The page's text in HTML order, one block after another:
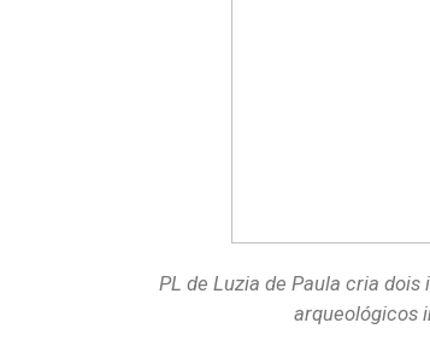
PL de Luzia de Paula cria
arqueológicos